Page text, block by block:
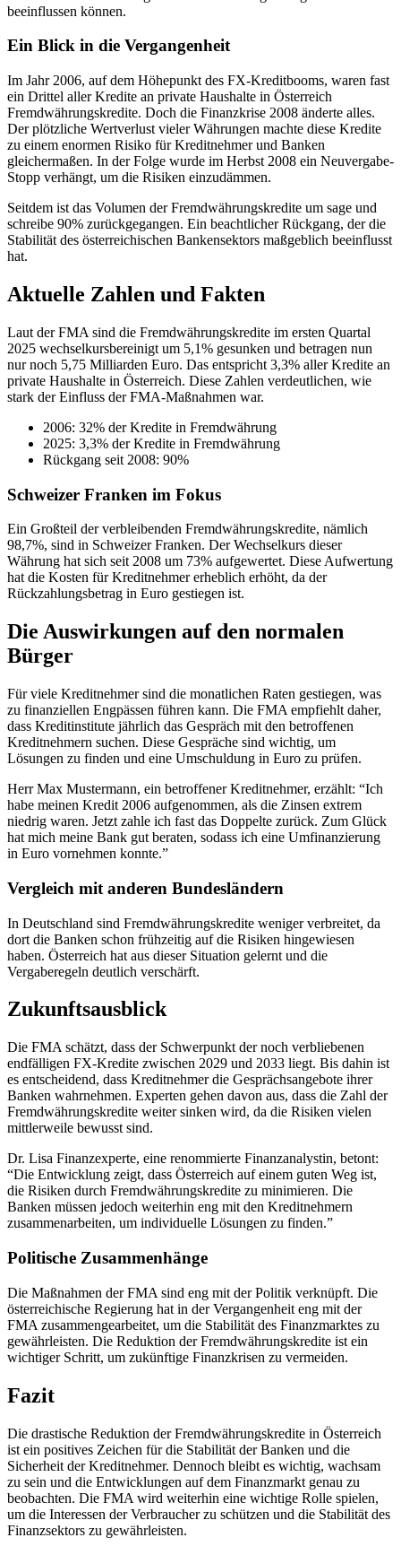
beeinflussen können.
Ein Blick in die Vergangenheit
Im Jahr 2006, auf dem Höhepunkt des FX-Kreditbooms, waren fast
ein Drittel aller Kredite an private Haushalte in Österreich
Fremdwährungskredite. Doch die Finanzkrise 2008 änderte alles.
Der plötzliche Wertverlust vieler Währungen machte diese Kredite
zu einem enormen Risiko für Kreditnehmer und Banken
gleichermaßen. In der Folge wurde im Herbst 2008 ein Neuvergabe-
Stopp verhängt, um die Risiken einzudämmen.
Seitdem ist das Volumen der Fremdwährungskredite um sage und
schreibe 90% zurückgegangen. Ein beachtlicher Rückgang, der die
Stabilität des österreichischen Bankensektors maßgeblich beeinflusst
hat.
Aktuelle Zahlen und Fakten
Laut der FMA sind die Fremdwährungskredite im ersten Quartal
2025 wechselkursbereinigt um 5,1% gesunken und betragen nun
nur noch 5,75 Milliarden Euro. Das entspricht 3,3% aller Kredite an
private Haushalte in Österreich. Diese Zahlen verdeutlichen, wie
stark der Einfluss der FMA-Maßnahmen war.
2006: 32% der Kredite in Fremdwährung
2025: 3,3% der Kredite in Fremdwährung
Rückgang seit 2008: 90%
Schweizer Franken im Fokus
Ein Großteil der verbleibenden Fremdwährungskredite, nämlich
98,7%, sind in Schweizer Franken. Der Wechselkurs dieser
Währung hat sich seit 2008 um 73% aufgewertet. Diese Aufwertung
hat die Kosten für Kreditnehmer erheblich erhöht, da der
Rückzahlungsbetrag in Euro gestiegen ist.
Die Auswirkungen auf den normalen
Bürger
Für viele Kreditnehmer sind die monatlichen Raten gestiegen, was
zu finanziellen Engpässen führen kann. Die FMA empfiehlt daher,
dass Kreditinstitute jährlich das Gespräch mit den betroffenen
Kreditnehmern suchen. Diese Gespräche sind wichtig, um
Lösungen zu finden und eine Umschuldung in Euro zu prüfen.
Herr Max Mustermann, ein betroffener Kreditnehmer, erzählt: “Ich
habe meinen Kredit 2006 aufgenommen, als die Zinsen extrem
niedrig waren. Jetzt zahle ich fast das Doppelte zurück. Zum Glück
hat mich meine Bank gut beraten, sodass ich eine Umfinanzierung
in Euro vornehmen konnte.”
Vergleich mit anderen Bundesländern
In Deutschland sind Fremdwährungskredite weniger verbreitet, da
dort die Banken schon frühzeitig auf die Risiken hingewiesen
haben. Österreich hat aus dieser Situation gelernt und die
Vergaberegeln deutlich verschärft.
Zukunftsausblick
Die FMA schätzt, dass der Schwerpunkt der noch verbliebenen
endfälligen FX-Kredite zwischen 2029 und 2033 liegt. Bis dahin ist
es entscheidend, dass Kreditnehmer die Gesprächsangebote ihrer
Banken wahrnehmen. Experten gehen davon aus, dass die Zahl der
Fremdwährungskredite weiter sinken wird, da die Risiken vielen
mittlerweile bewusst sind.
Dr. Lisa Finanzexperte, eine renommierte Finanzanalystin, betont:
“Die Entwicklung zeigt, dass Österreich auf einem guten Weg ist,
die Risiken durch Fremdwährungskredite zu minimieren. Die
Banken müssen jedoch weiterhin eng mit den Kreditnehmern
zusammenarbeiten, um individuelle Lösungen zu finden.”
Politische Zusammenhänge
Die Maßnahmen der FMA sind eng mit der Politik verknüpft. Die
österreichische Regierung hat in der Vergangenheit eng mit der
FMA zusammengearbeitet, um die Stabilität des Finanzmarktes zu
gewährleisten. Die Reduktion der Fremdwährungskredite ist ein
wichtiger Schritt, um zukünftige Finanzkrisen zu vermeiden.
Fazit
Die drastische Reduktion der Fremdwährungskredite in Österreich
ist ein positives Zeichen für die Stabilität der Banken und die
Sicherheit der Kreditnehmer. Dennoch bleibt es wichtig, wachsam
zu sein und die Entwicklungen auf dem Finanzmarkt genau zu
beobachten. Die FMA wird weiterhin eine wichtige Rolle spielen,
um die Interessen der Verbraucher zu schützen und die Stabilität des
Finanzsektors zu gewährleisten.